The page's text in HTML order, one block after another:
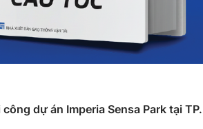
dự án Imperia Sensa Park tại